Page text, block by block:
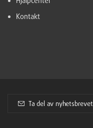
Kontakt
Ta del av nyhetsbrevet